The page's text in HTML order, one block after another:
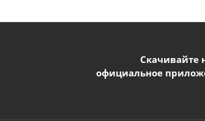
Скачивайте
официальное